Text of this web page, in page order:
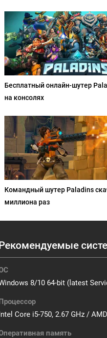
Бесплатный онлайн-шутер
на консолях
Командный шутер Paladins
миллиона раз
8/10 64-bit (latest
Core i5-750, 2.67 GHz /
память